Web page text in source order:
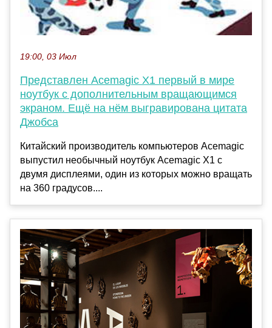
19:00, 03 Июл
Представлен Acemagic X1 первый в мире
ноутбук с дополнительным вращающимся
экраном. Ещё на нём выгравирована цитата
Джобса
Китайский производитель компьютеров Acemagic
выпустил необычный ноутбук Acemagic X1 с
двумя дисплеями, один из которых можно вращать
на 360 градусов....